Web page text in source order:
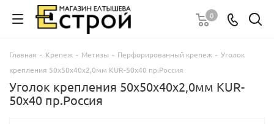
0
Главная - Крепеж - Метизы - Перфорированный крепеж - Уголок
крепления 50х50х40х2,0мм KUR-50х40 пр.Россия
Уголок крепления 50х50х40х2,0мм KUR-
50х40 пр.Россия